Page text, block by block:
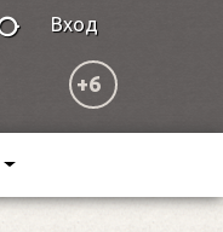
Вход
+6